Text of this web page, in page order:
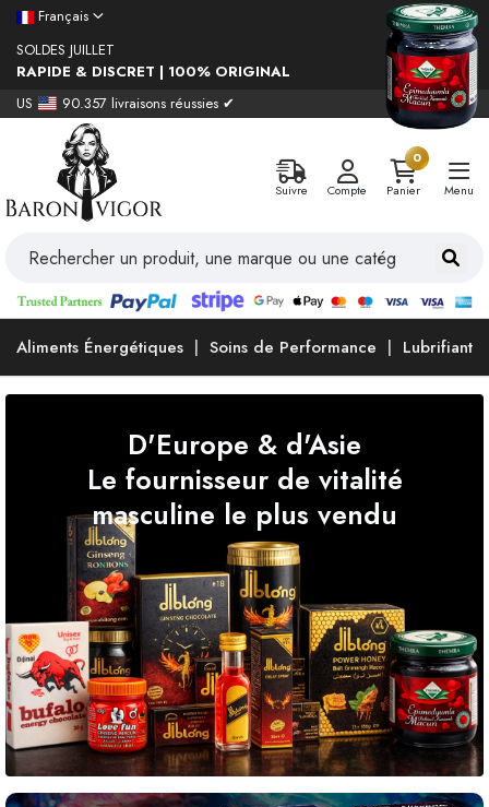
Français
SOLDES JUILLET
RAPIDE & DISCRET | 100% ORIGINAL
US
90.357 livraisons réussies ✔
Suivre Compte
0
Panier
Menu
Aliments Énergétiques Soins de Performance Lubrifiants
D'Europe & d'Asie
Le fournisseur de vitalité
masculine le plus vendu